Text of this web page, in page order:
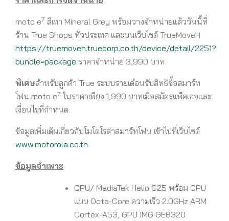
moto e7 สีเทา Mineral Grey พร้อมวางจำหน่ายแล้ววันนี้ที่
ร้าน True Shops ทั่วประเทศ และบนเว็บไชต์ TrueMoveH
https://truemoveh.truecorp.co.th/device/detail/2251?
bundle=package ราคาจำหน่าย 3,990 บาท
พิเศษสำหรับลูกค้า True ระบบรายเดือนรับสิทธิซื้อสมาร์ท
โฟน moto e7 ในราคาเพียง 1,990 บาทเมื่อสมัครแพ็คเกจและ
เงื่อนไขที่กำหนด
ข้อมูลเพิ่มเติมเกี่ยวกับโมโตโรล่าสมาร์ทโฟน เข้าไปที่เว็บไซต์
www.motorola.co.th
ข้อมูลจำเพาะ
CPU/ MediaTek Helio G25 พร้อม CPU
แบบ Octa-Core ความเร็ว 2.0GHz ARM
Cortex-A53, GPU IMG GE8320